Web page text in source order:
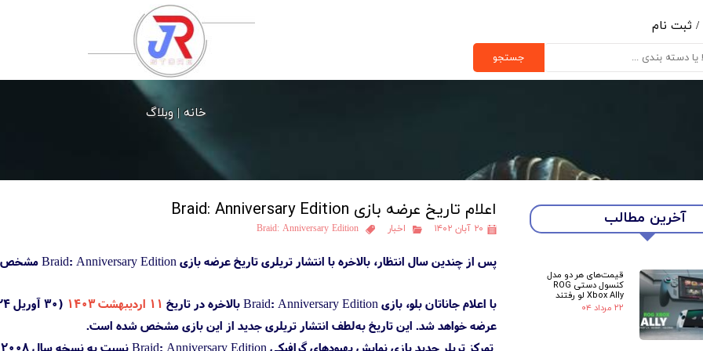
/ ثبت نام
گذر واژه
جستجو
خانه |وبلاگ
اعلام تاریخ عرضه بازی Braid: Anniversary Edition
۲۰ آبان ۱۴۰۲ اخبار Braid: Anniversary Edition
پس از چندین سال انتظار، بالاخره با انتشار تریلری تاریخ عرضه بازی Braid: Anniversary Edition مشخص شده است.
با اعلام جاناتان بلو، بازی Braid: Anniversary Edition بالاخره در تاریخ ۱۱ اردیبهشت ۱۴۰۳
عرضه خواهد شد. این تاریخ به‌لطف انتشار تریلری جدید از این بازی مشخص شده است.
آخرین مطالب
قیمت‌های هر دو مدل
کنسول دستی ROG
Xbox Ally لو رفتند
۲۲ مرداد ۰۴